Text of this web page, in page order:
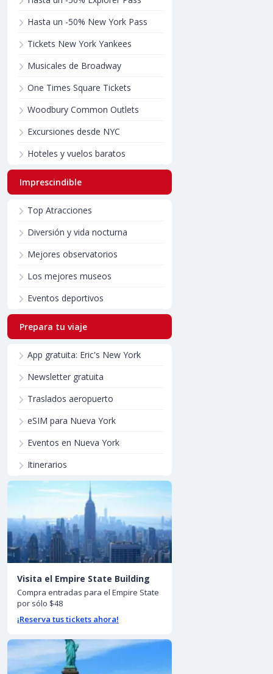
Hasta un -50% New York Pass
Tickets New York Yankees
Musicales de Broadway
One Times Square Tickets
Woodbury Common Outlets
Excursiones desde NYC
Hoteles y vuelos baratos
Imprescindible
Top Atracciones
Diversión y vida nocturna
Mejores observatorios
Los mejores museos
Eventos deportivos
Prepara tu viaje
App gratuita: Eric's New York
Newsletter gratuita
Traslados aeropuerto
eSIM para Nueva York
Eventos en Nueva York
Itinerarios
Visita el Empire State Building
Compra entradas para el Empire State
por sólo $48
¡Reserva tus tickets ahora!